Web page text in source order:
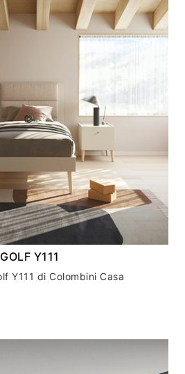
GOLF Y111
Y111 di Colombini Casa